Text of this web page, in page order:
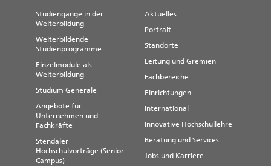
Studiengänge in der
Weiterbildung
Weiterbildende
Studienprogramme
Einzelmodule als
Weiterbildung
Studium Generale
Angebote für
Unternehmen und
Fachkräfte
Stendaler
Hochschulvorträge (Senior-
Campus)
Aktuelles
Portrait
Standorte
Leitung und Gremien
Fachbereiche
Einrichtungen
International
Innovative Hochschullehre
Beratung und Services
Jobs und Karriere